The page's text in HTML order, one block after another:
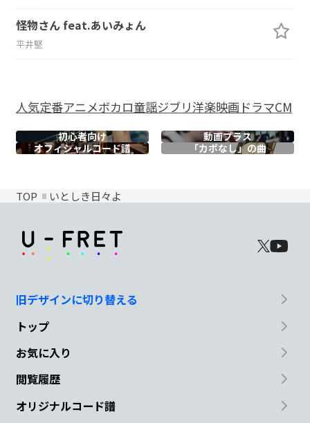
怪物さん feat.あいみょん
平井堅
人気定番アニメボカロ童謡ジブリ洋楽映画ドラマCM
初心者向け
動画プラス
オフィシャルコード譜 「カポなし」の曲
TOP いとしき日々よ
旧デザインに切り替える
トップ
お気に入り
閲覧履歴
オリジナルコード譜